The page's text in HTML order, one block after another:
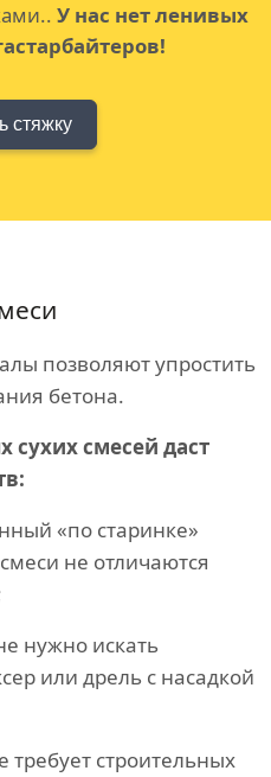
У нас нет ленивых
стяжку
позволяют упростить
бетона.
сухих смесей даст
«по старинке»
не отличаются
нужно искать
или дрель с насадкой
требует строительных